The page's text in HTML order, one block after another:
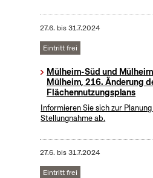
27.6. bis31.7.2024
Eintritt frei
Mülheim-Süd und
Mülheim, 216. Änderung
Flächennutzungsplans
Informieren Sie sich zur
Stellungnahme ab.
27.6. bis31.7.2024
Eintritt frei